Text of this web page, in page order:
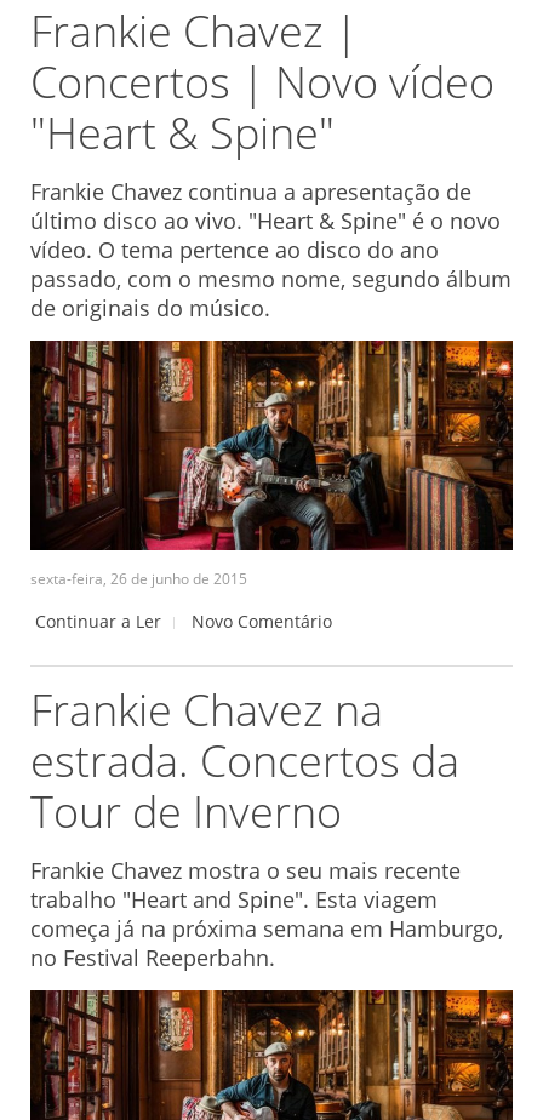
Frankie Chavez |
Concertos | Novo vídeo
"Heart & Spine"
Frankie Chavez continua a apresentação de
último disco ao vivo. "Heart & Spine" é o novo
vídeo. O tema pertence ao disco do ano
passado, com o mesmo nome, segundo álbum
de originais do músico.
sexta-feira, 26 de junho de 2015
Continuar a Ler Novo Comentário
Frankie Chavez na
estrada. Concertos da
Tour de Inverno
Frankie Chavez mostra o seu mais recente
trabalho "Heart and Spine". Esta viagem
começa já na próxima semana em Hamburgo,
no Festival Reeperbahn.